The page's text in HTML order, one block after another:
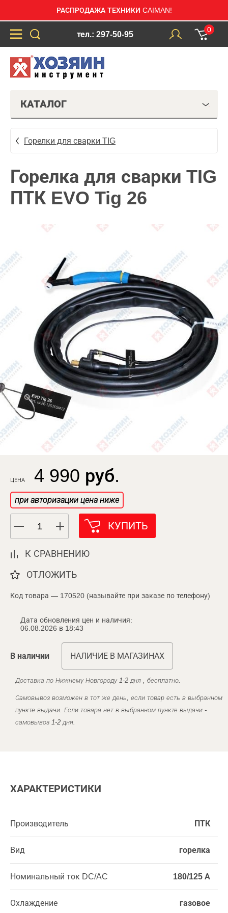
РАСПРОДАЖА ТЕХНИКИ CAIMAN!
тел.: 297-50-95
0
КАТАЛОГ
Горелки для сварки TIG
Горелка для сварки TIG
ПТК EVO Tig 26
ЦЕНА 4 990 руб.
при авторизации цена ниже
КУПИТЬ
К СРАВНЕНИЮ
ОТЛОЖИТЬ
Код товара — 170520 (называйте при заказе по телефону)
Дата обновления цен и наличия:
06.08.2026 в 18:43
В наличии НАЛИЧИЕ В МАГАЗИНАХ
Доставка по Нижнему Новгороду 1-2 дня , бесплатно.
Самовывоз возможен в тот же день, если товар есть в выбранном
пункте выдачи. Если товара нет в выбранном пункте выдачи -
самовывоз 1-2 дня.
ХАРАКТЕРИСТИКИ
Производитель ПТК
Вид горелка
Номинальный ток DC/AC 180/125 А
Охлаждение газовое